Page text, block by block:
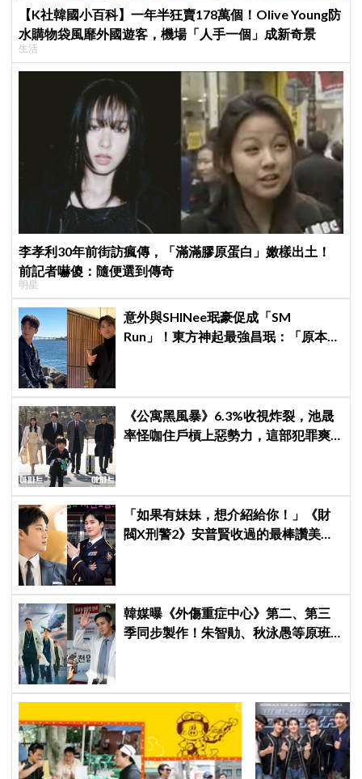
【K社韓國小百科】一年半狂賣178萬個！Olive Young防
水購物袋風靡外國遊客，機場「人手一個」成新奇景
生活
李孝利30年前街訪瘋傳，「滿滿膠原蛋白」嫩樣出土！
前記者嚇傻：隨便選到傳奇
明星
意外與SHINee珉豪促成「SM
Run」！東方神起最強昌珉：「原本想
《公寓黑風暴》6.3%收視炸裂，池晟
率怪咖住戶槓上惡勢力，這部犯罪爽
「如果有妹妹，想介紹給你！」《財
閥X刑警2》安普賢收過的最棒讚美，
韓媒曝《外傷重症中心》第二、第三
季同步製作！朱智勛、秋泳愚等原班